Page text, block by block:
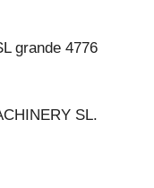
grande 4776
SL.